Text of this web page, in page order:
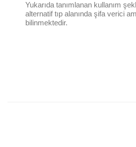
Yukarıda tanımlanan kullanım
alternatif tıp alanında şifa verici
bilinmektedir.